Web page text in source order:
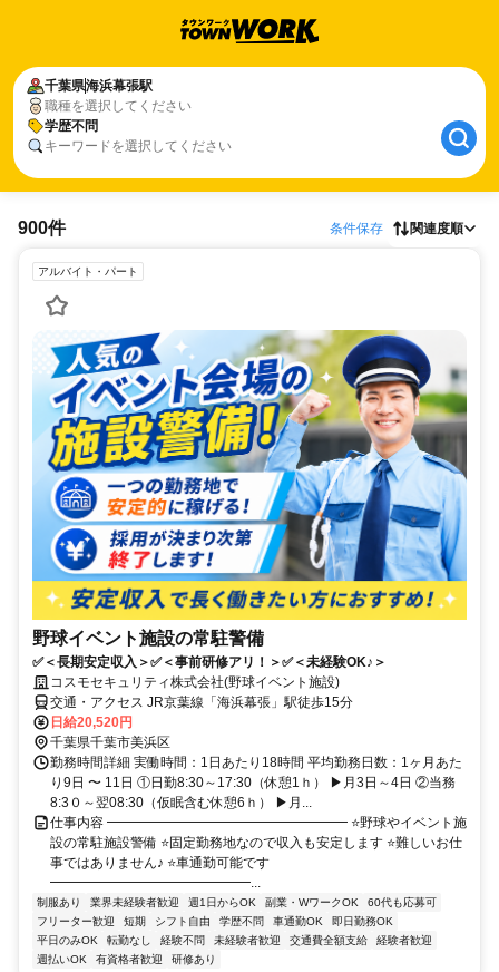
千葉県海浜幕張駅
職種を選択してください
学歴不問
キーワードを選択してください
900件 条件保存 関連度順
アルバイト・パート
野球イベント施設の常駐警備
✅＜長期安定収入＞✅＜事前研修アリ！＞✅＜未経験OK♪＞
コスモセキュリティ株式会社(野球イベント施設)
交通・アクセス JR京葉線「海浜幕張」駅徒歩15分
日給20,520円
千葉県千葉市美浜区
勤務時間詳細 実働時間：1日あたり18時間 平均勤務日数：1ヶ月あた
り9日 〜 11日 ①日勤8:30～17:30（休憩1ｈ） ▶月3日～4日 ②当務
8:3０～翌08:30（仮眠含む休憩6ｈ） ▶月...
仕事内容 ━━━━━━━━━━━━━━━━━━ ⭐野球やイベント施
設の常駐施設警備 ⭐固定勤務地なので収入も安定します ⭐難しいお仕
事ではありません♪ ⭐車通勤可能です
━━━━━━━━━━━━━━━...
制服あり 業界未経験者歓迎 週1日からOK 副業・WワークOK
60代も応募可
フリーター歓迎
短期 シフト自由 学歴不問 車通勤OK
即日勤務OK
平日のみOK
転勤なし 経験不問 未経験者歓迎 交通費全額支給
経験者歓迎
週払いOK
有資格者歓迎 研修あり